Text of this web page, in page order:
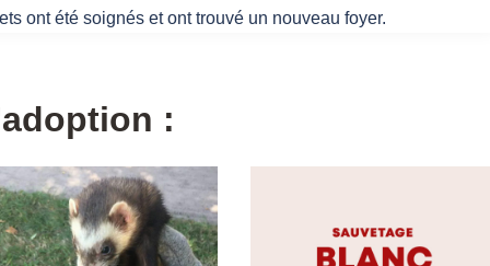
ont été soignés et ont trouvé un nouveau foyer.
: